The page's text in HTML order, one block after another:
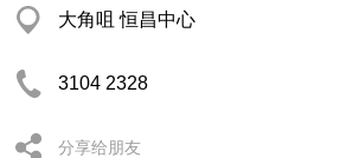
大角咀 恒昌中心
3104 2328
分享给朋友